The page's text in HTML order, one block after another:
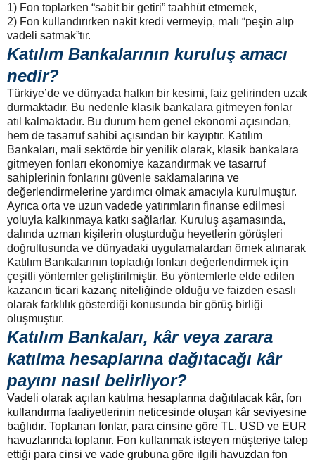
1) Fon toplarken “sabit bir getiri” taahhüt etmemek,
2) Fon kullandırırken nakit kredi vermeyip, malı “peşin alıp
vadeli satmak”tır.
Katılım Bankalarının kuruluş amacı
nedir?
Türkiye’de ve dünyada halkın bir kesimi, faiz gelirinden uzak
durmaktadır. Bu nedenle klasik bankalara gitmeyen fonlar
atıl kalmaktadır. Bu durum hem genel ekonomi açısından,
hem de tasarruf sahibi açısından bir kayıptır. Katılım
Bankaları, mali sektörde bir yenilik olarak, klasik bankalara
gitmeyen fonları ekonomiye kazandırmak ve tasarruf
sahiplerinin fonlarını güvenle saklamalarına ve
değerlendirmelerine yardımcı olmak amacıyla kurulmuştur.
Ayrıca orta ve uzun vadede yatırımların finanse edilmesi
yoluyla kalkınmaya katkı sağlarlar. Kuruluş aşamasında,
dalında uzman kişilerin oluşturduğu heyetlerin görüşleri
doğrultusunda ve dünyadaki uygulamalardan örnek alınarak
Katılım Bankalarının topladığı fonları değerlendirmek için
çeşitli yöntemler geliştirilmiştir. Bu yöntemlerle elde edilen
kazancın ticari kazanç niteliğinde olduğu ve faizden esaslı
olarak farklılık gösterdiği konusunda bir görüş birliği
oluşmuştur.
Katılım Bankaları, kâr veya zarara
katılma hesaplarına dağıtacağı kâr
payını nasıl belirliyor?
Vadeli olarak açılan katılma hesaplarına dağıtılacak kâr, fon
kullandırma faaliyetlerinin neticesinde oluşan kâr seviyesine
bağlıdır. Toplanan fonlar, para cinsine göre TL, USD ve EUR
havuzlarında toplanır. Fon kullanmak isteyen müşteriye talep
ettiği para cinsi ve vade grubuna göre ilgili havuzdan fon